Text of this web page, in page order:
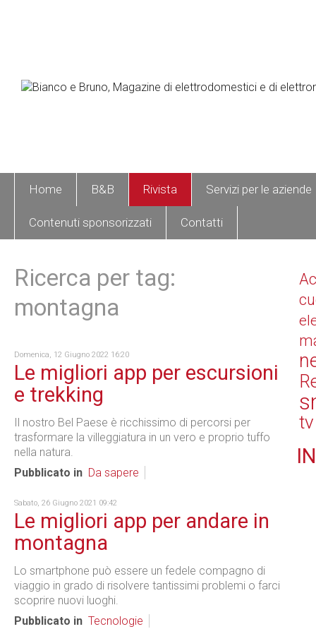
Home B&B Rivista Servizi per le aziende
Contenuti sponsorizzati Contatti
Ricerca per tag:
montagna
Domenica, 12 Giugno 2022 16:20
Le migliori app per escursioni
e trekking
Il nostro Bel Paese è ricchissimo di percorsi per
trasformare la villeggiatura in un vero e proprio tuffo
nella natura.
Pubblicato in Da sapere
Sabato, 26 Giugno 2021 09:42
Le migliori app per andare in
montagna
Lo smartphone può essere un fedele compagno di
viaggio in grado di risolvere tantissimi problemi o farci
scoprire nuovi luoghi.
Pubblicato in Tecnologie
tv
IN